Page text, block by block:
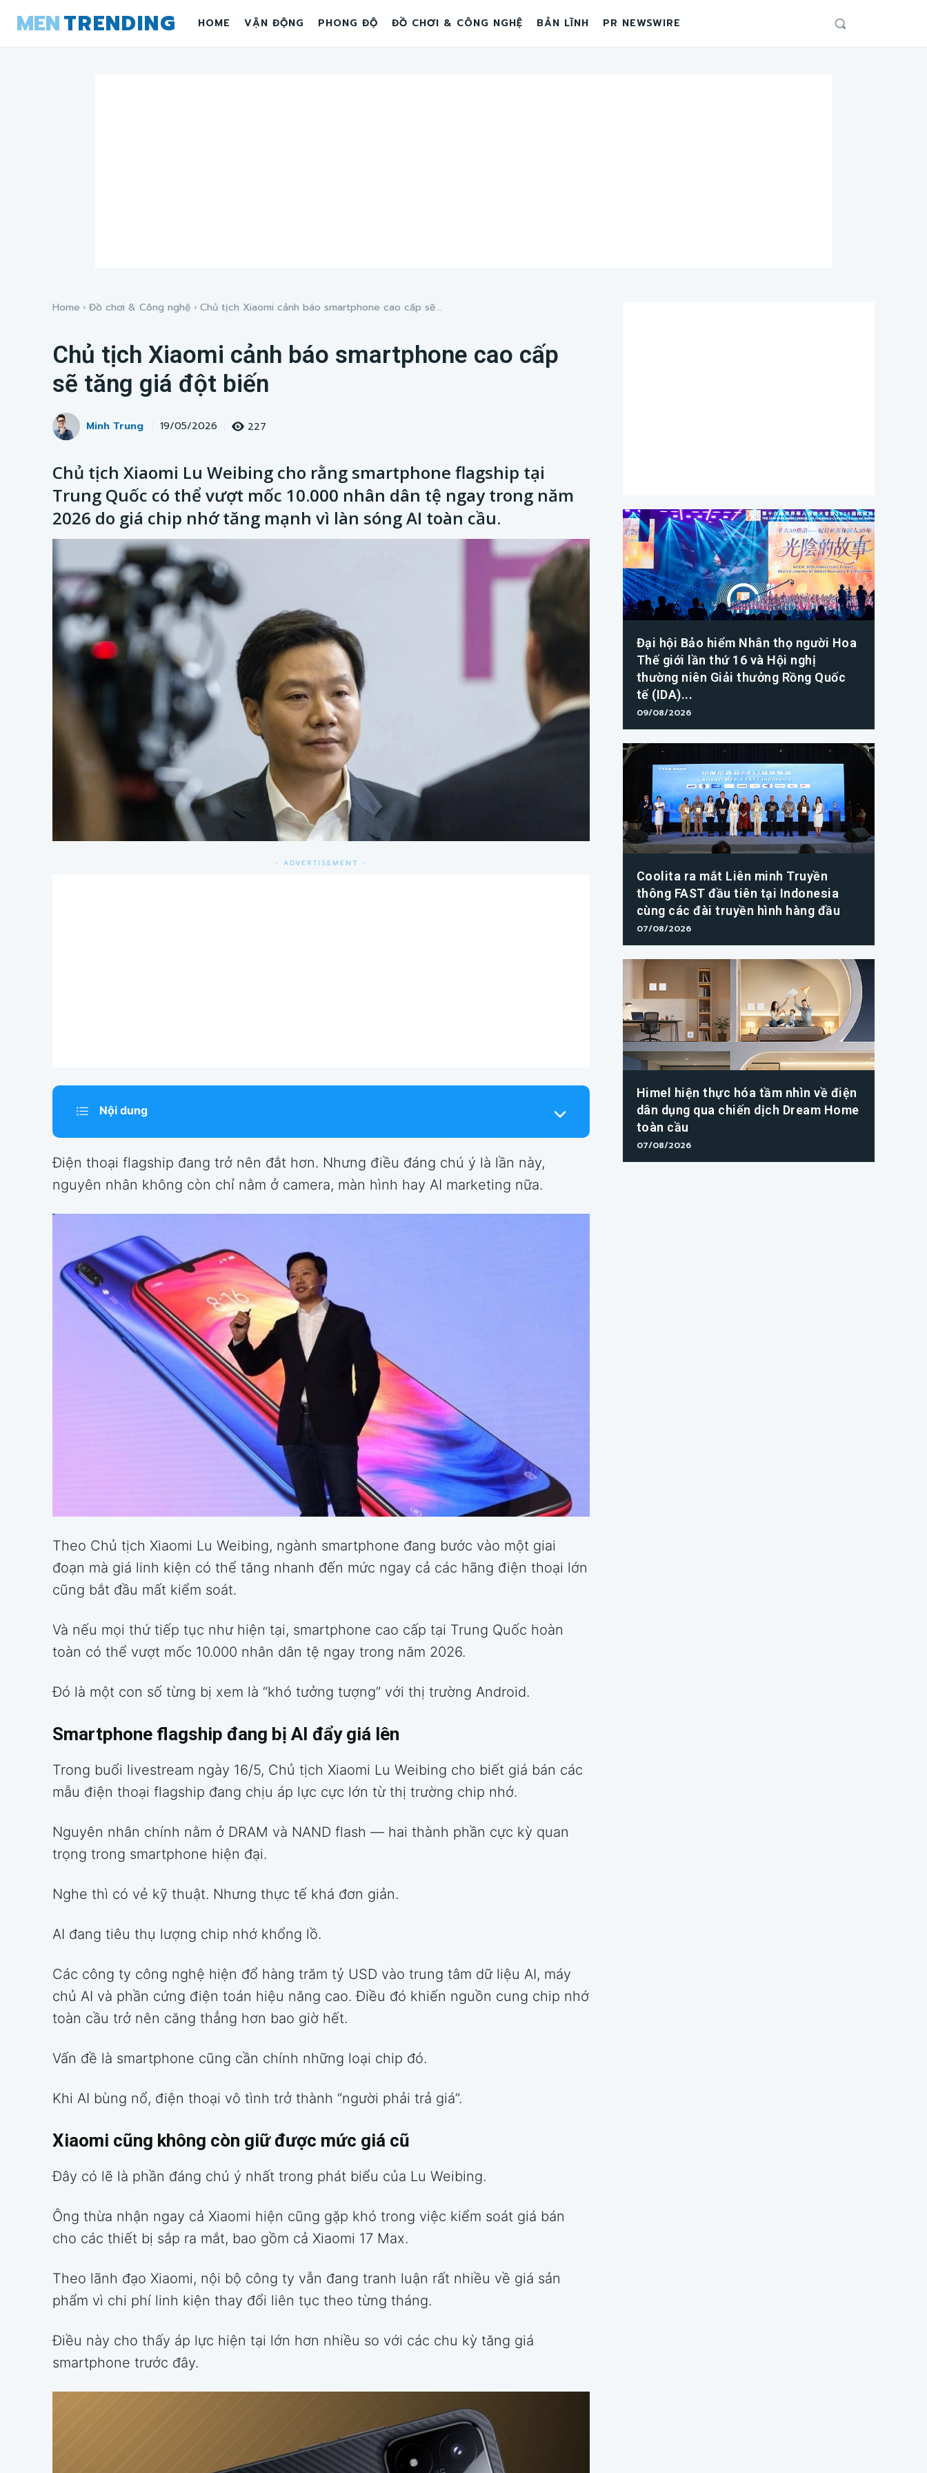
MENTRENDING HOME VẬN ĐỘNG PHONG ĐỘ ĐỒ CHƠI & CÔNG NGHỆ BẢN LĨNH PR NEWSWIRE
Home Đồ chơi & Công nghệ Chủ tịch Xiaomi cảnh báo smartphone cao cấp sẽ...
Chủ tịch Xiaomi cảnh báo smartphone cao cấp
sẽ tăng giá đột biến
Minh Trung 19/05/2026 227
Chủ tịch Xiaomi Lu Weibing cho rằng smartphone flagship tại
Trung Quốc có thể vượt mốc 10.000 nhân dân tệ ngay trong năm
2026 do giá chip nhớ tăng mạnh vì làn sóng AI toàn cầu.
- ADVERTISEMENT -
Nội dung
Điện thoại flagship đang trở nên đắt hơn. Nhưng điều đáng chú ý là lần này,
nguyên nhân không còn chỉ nằm ở camera, màn hình hay AI marketing nữa.
Theo Chủ tịch Xiaomi Lu Weibing, ngành smartphone đang bước vào một giai
đoạn mà giá linh kiện có thể tăng nhanh đến mức ngay cả các hãng điện thoại lớn
cũng bắt đầu mất kiểm soát.
Và nếu mọi thứ tiếp tục như hiện tại, smartphone cao cấp tại Trung Quốc hoàn
toàn có thể vượt mốc 10.000 nhân dân tệ ngay trong năm 2026.
Đó là một con số từng bị xem là “khó tưởng tượng” với thị trường Android.
Smartphone flagship đang bị AI đẩy giá lên
Trong buổi livestream ngày 16/5, Chủ tịch Xiaomi Lu Weibing cho biết giá bán các
mẫu điện thoại flagship đang chịu áp lực cực lớn từ thị trường chip nhớ.
Nguyên nhân chính nằm ở DRAM và NAND flash — hai thành phần cực kỳ quan
trọng trong smartphone hiện đại.
Nghe thì có vẻ kỹ thuật. Nhưng thực tế khá đơn giản.
AI đang tiêu thụ lượng chip nhớ khổng lồ.
Các công ty công nghệ hiện đổ hàng trăm tỷ USD vào trung tâm dữ liệu AI, máy
chủ AI và phần cứng điện toán hiệu năng cao. Điều đó khiến nguồn cung chip nhớ
toàn cầu trở nên căng thẳng hơn bao giờ hết.
Vấn đề là smartphone cũng cần chính những loại chip đó.
Khi AI bùng nổ, điện thoại vô tình trở thành “người phải trả giá”.
Xiaomi cũng không còn giữ được mức giá cũ
Đây có lẽ là phần đáng chú ý nhất trong phát biểu của Lu Weibing.
Ông thừa nhận ngay cả Xiaomi hiện cũng gặp khó trong việc kiểm soát giá bán
cho các thiết bị sắp ra mắt, bao gồm cả Xiaomi 17 Max.
Theo lãnh đạo Xiaomi, nội bộ công ty vẫn đang tranh luận rất nhiều về giá sản
phẩm vì chi phí linh kiện thay đổi liên tục theo từng tháng.
Điều này cho thấy áp lực hiện tại lớn hơn nhiều so với các chu kỳ tăng giá
smartphone trước đây.
Đại hội Bảo hiểm Nhân thọ người Hoa
Thế giới lần thứ 16 và Hội nghị
thường niên Giải thưởng Rồng Quốc
tế (IDA)...
09/08/2026
Coolita ra mắt Liên minh Truyền
thông FAST đầu tiên tại Indonesia
cùng các đài truyền hình hàng đầu
07/08/2026
Himel hiện thực hóa tầm nhìn về điện
dân dụng qua chiến dịch Dream Home
toàn cầu
07/08/2026